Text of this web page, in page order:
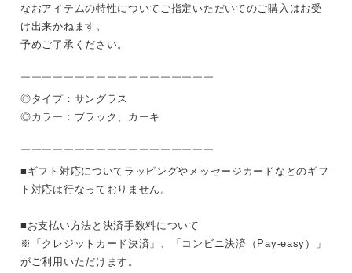
なおアイテムの特性についてご指定いただいてのご購入はお受
け出来かねます。
予めご了承ください。
￣￣￣￣￣￣￣￣￣￣￣￣￣￣￣￣￣￣
◎タイプ：サングラス
◎カラー：ブラック、カーキ
￣￣￣￣￣￣￣￣￣￣￣￣￣￣￣￣￣￣
■ギフト対応についてラッピングやメッセージカードなどのギフ
ト対応は行なっておりません。
■お支払い方法と決済手数料について
※「クレジットカード決済」、「コンビニ決済（Pay-easy）」
がご利用いただけます。